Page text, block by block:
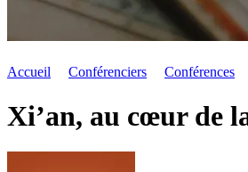
Accueil Conférenciers Conférences
Xi’an, au cœur de